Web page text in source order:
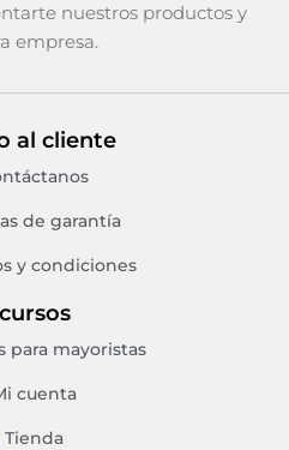
nuestros productos y
empresa.
al cliente
de garantía
y condiciones
para mayoristas
cuenta
Tienda